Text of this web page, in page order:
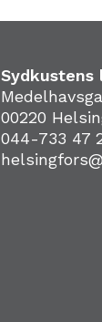
Sydkustens
00220
044-733 47